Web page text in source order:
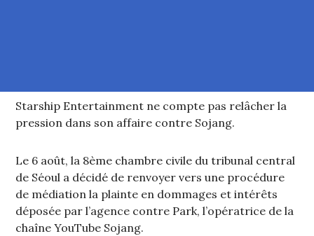
Starship Entertainment ne compte pas relâcher la
pression dans son affaire contre Sojang.
Le 6 août, la 8ème chambre civile du tribunal central
de Séoul a décidé de renvoyer vers une procédure
de médiation la plainte en dommages et intérêts
déposée par l’agence contre Park, l’opératrice de la
chaîne YouTube Sojang.